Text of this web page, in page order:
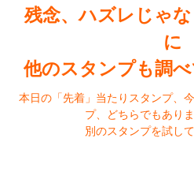
残念、ハズレじゃ
に
他のスタンプも調
本日の「先着」当たりスタンプ、
プ、どちらでもあり
別のスタンプを試し